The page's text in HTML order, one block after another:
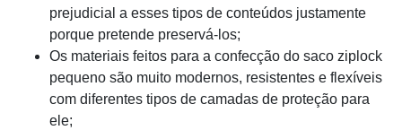
prejudicial a esses tipos de conteúdos justamente
porque pretende preservá-los;
Os materiais feitos para a confecção do saco ziplock
pequeno são muito modernos, resistentes e flexíveis
com diferentes tipos de camadas de proteção para
ele;